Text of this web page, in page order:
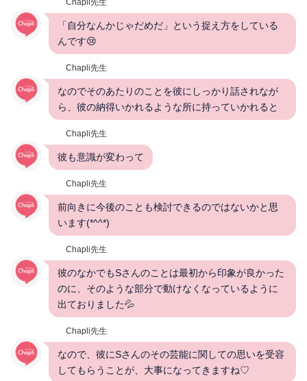
「自分なんかじゃだめだ」という捉え方をしている
んです😢
Chapli先生
なのでそのあたりのことを彼にしっかり話されなが
ら、彼の納得いかれるような所に持っていかれると
Chapli先生
彼も意識が変わって
Chapli先生
前向きに今後のことも検討できるのではないかと思
います(*^^*)
Chapli先生
彼のなかでもSさんのことは最初から印象が良かった
のに、そのような部分で動けなくなっているように
出ておりました💦
Chapli先生
なので、彼にSさんのその芸能に関しての思いを受容
してもらうことが、大事になってきますね♡